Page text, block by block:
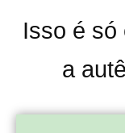
Isso é só
a